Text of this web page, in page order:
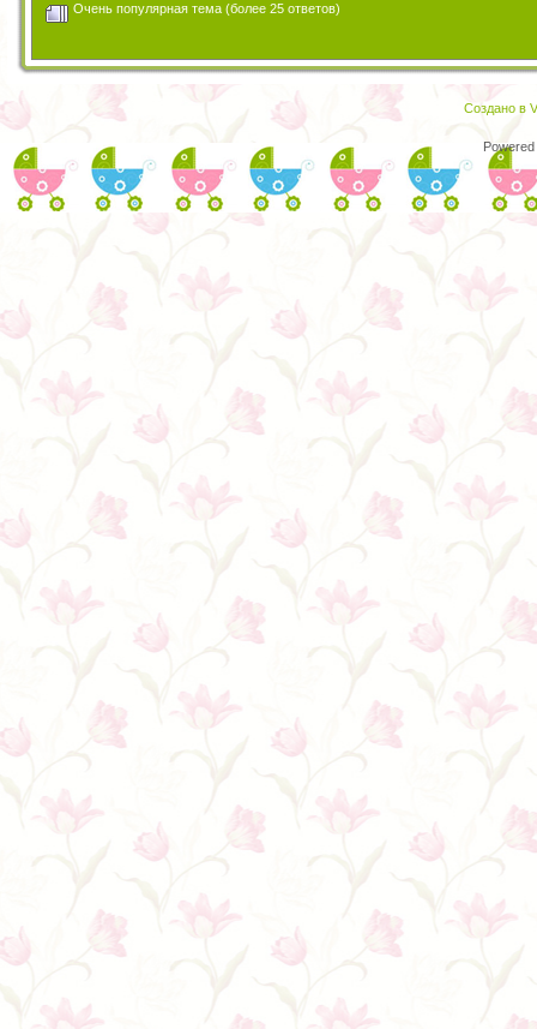
Очень популярная тема (более 25 ответов)
Создано в